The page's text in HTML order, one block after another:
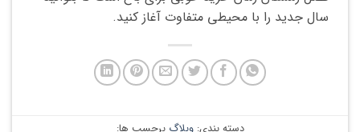
سال جدید را با محیطی متفاوت آغاز کنید.